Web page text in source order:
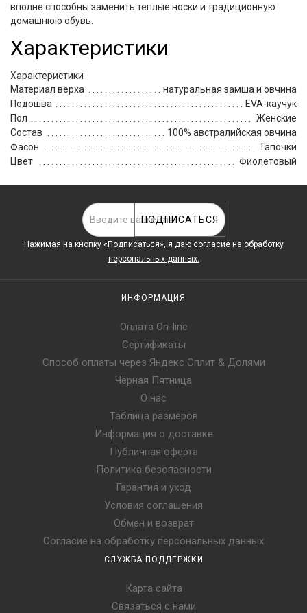
вполне способны заменить теплые носки и традиционную
домашнюю обувь.
Характеристики
Характеристики
Материал верха
натуральная замша и овчина
Подошва
EVA-каучук
Пол
Женские
Состав
100% австралийская овчина
Фасон
Тапочки
Цвет
Фиолетовый
ПОДПИСАТЬСЯ
Нажимая на кнопку «Подписаться», я даю cогласие на обработку
персональных данных.
ИНФОРМАЦИЯ
Оплата On-line
Сертификаты
Способ оплаты через Яндекс Сплит & Долями
Чёрная Пятница
О нас
Таблица размеров
Информация о доставке
Публичная оферта
Политика безопасности
Гарантия и уход
Условия соглашения
Обмен и возврат
Согласие на обработку персональных данных
СЛУЖБА ПОДДЕРЖКИ
Карта сайта
Связаться с нами